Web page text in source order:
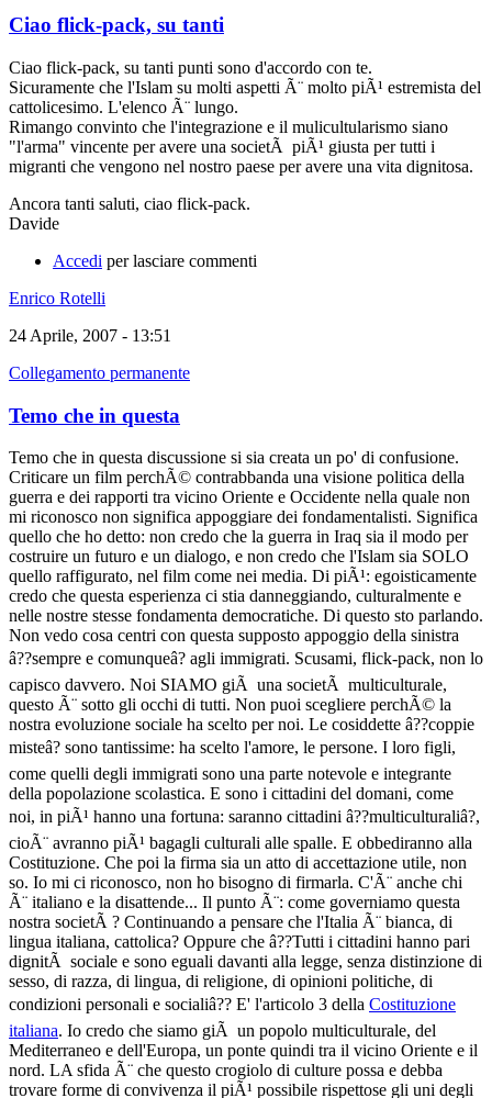
Ciao flick-pack, su tanti
Ciao flick-pack, su tanti punti sono d'accordo con te.
Sicuramente che l'Islam su molti aspetti Ã¨ molto piÃ¹ estremista del
cattolicesimo. L'elenco Ã¨ lungo.
Rimango convinto che l'integrazione e il mulicultularismo siano
"l'arma" vincente per avere una societÃ piÃ¹ giusta per tutti i
migranti che vengono nel nostro paese per avere una vita dignitosa.
Ancora tanti saluti, ciao flick-pack.
Davide
Accedi per lasciare commenti
Enrico Rotelli
24 Aprile, 2007 - 13:51
Collegamento permanente
Temo che in questa
Temo che in questa discussione si sia creata un po' di confusione.
Criticare un film perchÃ© contrabbanda una visione politica della
guerra e dei rapporti tra vicino Oriente e Occidente nella quale non
mi riconosco non significa appoggiare dei fondamentalisti. Significa
quello che ho detto: non credo che la guerra in Iraq sia il modo per
costruire un futuro e un dialogo, e non credo che l'Islam sia SOLO
quello raffigurato, nel film come nei media. Di piÃ¹: egoisticamente
credo che questa esperienza ci stia danneggiando, culturalmente e
nelle nostre stesse fondamenta democratiche. Di questo sto parlando.
Non vedo cosa centri con questa supposto appoggio della sinistra
â??sempre e comunqueâ? agli immigrati. Scusami, flick-pack, non lo
capisco davvero. Noi SIAMO giÃ una societÃ multiculturale,
questo Ã¨ sotto gli occhi di tutti. Non puoi scegliere perchÃ© la
nostra evoluzione sociale ha scelto per noi. Le cosiddette â??coppie
misteâ? sono tantissime: ha scelto l'amore, le persone. I loro figli,
come quelli degli immigrati sono una parte notevole e integrante
della popolazione scolastica. E sono i cittadini del domani, come
noi, in piÃ¹ hanno una fortuna: saranno cittadini â??multiculturaliâ?,
cioÃ¨ avranno piÃ¹ bagagli culturali alle spalle. E obbediranno alla
Costituzione. Che poi la firma sia un atto di accettazione utile, non
so. Io mi ci riconosco, non ho bisogno di firmarla. C'Ã¨ anche chi
Ã¨ italiano e la disattende... Il punto Ã¨: come governiamo questa
nostra societÃ ? Continuando a pensare che l'Italia Ã¨ bianca, di
lingua italiana, cattolica? Oppure che â??Tutti i cittadini hanno pari
dignitÃ sociale e sono eguali davanti alla legge, senza distinzione di
sesso, di razza, di lingua, di religione, di opinioni politiche, di
condizioni personali e socialiâ?? E' l'articolo 3 della Costituzione
italiana. Io credo che siamo giÃ un popolo multiculturale, del
Mediterraneo e dell'Europa, un ponte quindi tra il vicino Oriente e il
nord. LA sfida Ã¨ che questo crogiolo di culture possa e debba
trovare forme di convivenza il piÃ¹ possibile rispettose gli uni degli